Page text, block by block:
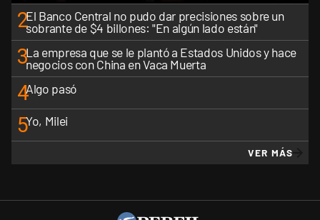
2El Banco Central no pudo dar precisiones sobre un
sobrante de $4 billones: "En algún lado están"
3La empresa que se le plantó a Estados Unidos y hace
negocios con China en Vaca Muerta
4Algo pasó
5Yo, Milei
VER MÁS